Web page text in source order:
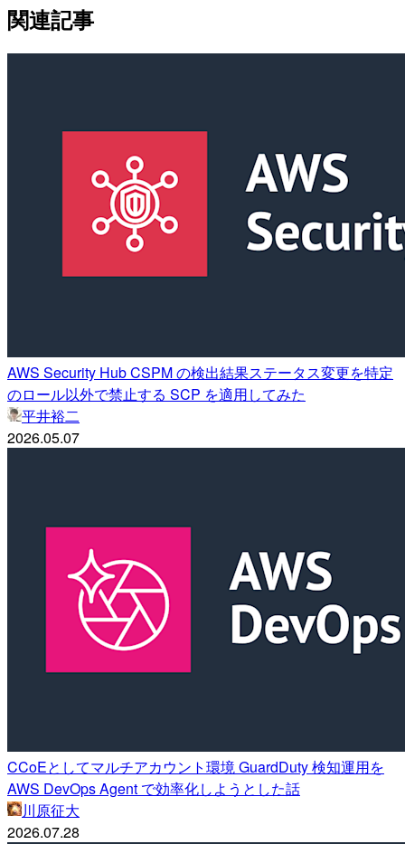
関連記事
AWS Security Hub CSPM の検出結果ステータス変更を特定
のロール以外で禁止する SCP を適用してみた
平井裕二
2026.05.07
CCoEとしてマルチアカウント環境 GuardDuty 検知運用を
AWS DevOps Agent で効率化しようとした話
川原征大
2026.07.28